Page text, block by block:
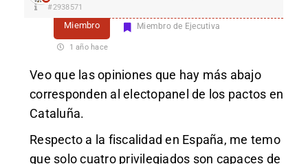
#2938571
Miembro Miembro de Ejecutiva
1 año hace
Veo que las opiniones que hay más abajo
corresponden al electopanel de los pactos en
Cataluña.
Respecto a la fiscalidad en España, me temo
que solo cuatro privilegiados son capaces de